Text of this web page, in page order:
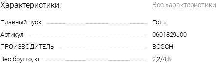
Характеристики: Все характеристики
Плавный пуск
Есть
Артикул
0601829J00
ПРОИЗВОДИТЕЛЬ
BOSCH
Вес брутто, кг
2,2/4,8